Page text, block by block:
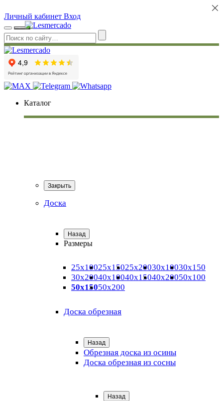
Личный кабинет Вход
Каталог
Закрыть
Доска
Назад
Размеры
25х10025х15025х20030х10030х150
30х20040х10040х15040х20050х100
50х15050х200
Доска обрезная
Назад
Обрезная доска из осины
Доска обрезная из сосны
Назад